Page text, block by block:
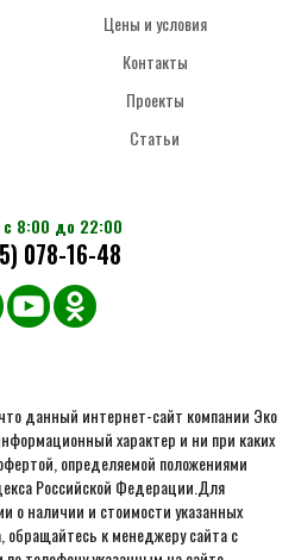
Цены и условия
Контакты
Проекты
Статьи
с 8:00 до 22:00
078-16-48
данный интернет-сайт компании Эко
характер и ни при каких
определяемой положениями
Российской Федерации.Для
о наличии и стоимости указанных
обращайтесь к менеджеру сайта с